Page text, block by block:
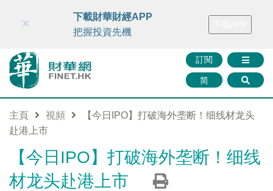
財華智庫網 FINTV FINMETA 財華證券 媒體矩陣
訂閱
简
×
下載財華財經APP
把握投資先機
主頁 視頻
【今日IPO】打破海外垄断！细线材龙头
赴港上市
【今日IPO】打破海外垄断！细线
材龙头赴港上市